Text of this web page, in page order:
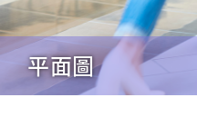
平面圖